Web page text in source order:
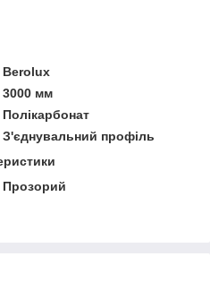
Berolux
3000 мм
Полікарбонат
З'єднувальний профіль
Прозорий